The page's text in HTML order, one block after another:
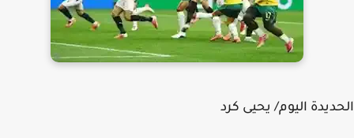
اليوم/ يحيى كرد